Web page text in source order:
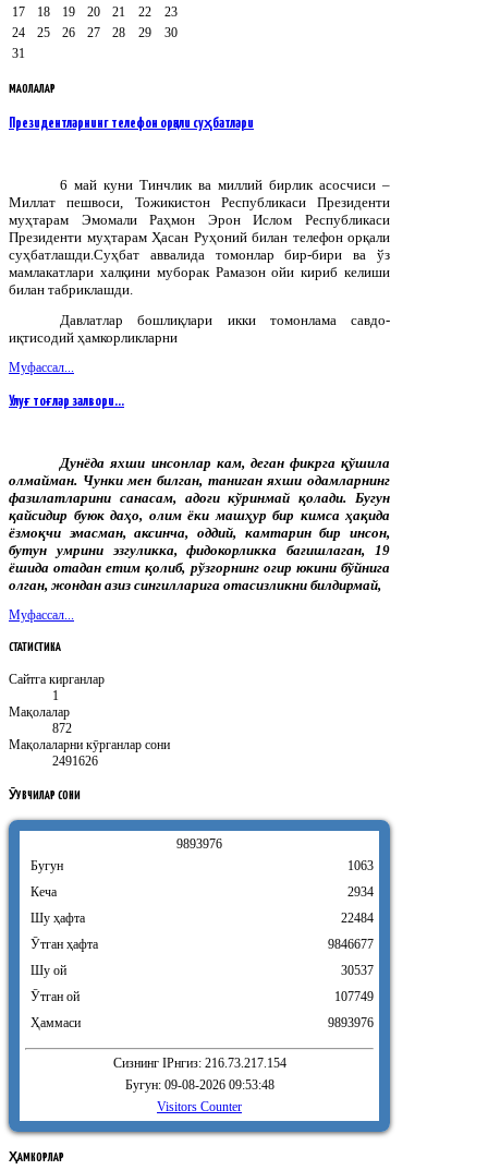
17
18 19 20 21 22
23
24
25 26 27 28 29
30
31
МАҚОЛАЛАР
Президентларнинг телефон орқали суҳбатлари
6 май куни Тинчлик ва миллий бирлик асосчиси –
Миллат пешвоси, Тожикистон Республикаси Президенти
муҳтарам Эмомали Раҳмон Эрон Ислом Республикаси
Президенти муҳтарам Ҳасан Руҳоний билан телефон орқали
суҳбатлашди. Суҳбат аввалида томонлар бир-бири ва ўз
мамлакатлари халқини муборак Рамазон ойи кириб келиши
билан табриклашди.
Давлатлар бошлиқлари икки томонлама савдо-
иқтисодий ҳамкорликларни
Муфассал...
Улуғ тоғлар залвори…
Дунёда яхши инсонлар кам, деган фикрга қўшила
олмайман. Чунки мен билган, таниган яхши одамларнинг
фазилатларини санасам, адоғи кўринмай қолади. Бугун
қайсидир буюк даҳо, олим ёки машҳур бир кимса ҳақида
ёзмоқчи эмасман, аксинча, оддий, камтарин бир инсон,
бутун умрини эзгуликка, фидокорликка бағишлаган, 19
ёшида отадан етим қолиб, рўзғорнинг оғир юкини бўйнига
олган, жондан азиз сингилларига отасизликни билдирмай,
Муфассал...
СТАТИСТИКА
Сайтга кирганлар
1
Мақолалар
872
Мақолаларни кӯрганлар сони
2491626
ӮҚУВЧИЛАРСОНИ
9893976
Бугун
Кеча
Шу ҳафта
Ӯтган ҳафта
Шу ой
Ӯтган ой
Ҳаммаси
1063
2934
22484
9846677
30537
107749
9893976
Сизнинг IPнгиз: 216.73.217.154
Бугун: 09-08-2026 09:53:48
Visitors Counter
ҲАМКОРЛАР